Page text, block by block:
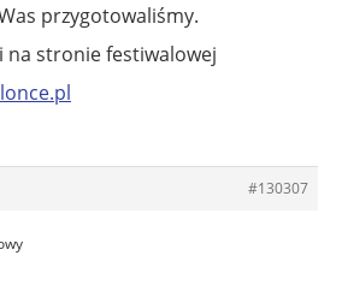
przygotowaliśmy.
na stronie festiwalowej
#130307